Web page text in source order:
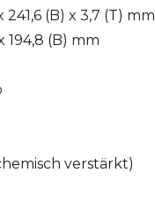
241,6 (B) x 3,7 (T) mm
194,8 (B) mm
verstärkt)